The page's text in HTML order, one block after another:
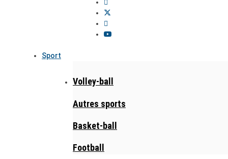
Sport
Volley-ball
Autres sports
Basket-ball
Football